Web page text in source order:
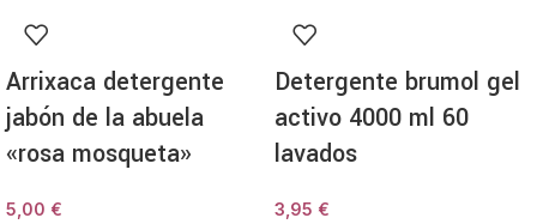
Arrixaca detergente
jabón de la abuela
«rosa mosqueta»
5,00 €
Detergente brumol gel
activo 4000 ml 60
lavados
3,95 €